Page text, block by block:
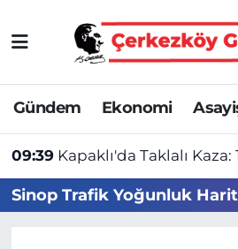
Gündem Ekonomi
09:39 Kapaklı'da Taklalı Kaza:
Sinop Trafik Yoğunluk
Asayiş
Ekonomi
Gündem
Haber
Tekirdağ Nöbetçi
Tekirdağ Hava Durumu
Tekirdağ Namaz
Tekirdağ Trafik Yoğunluk